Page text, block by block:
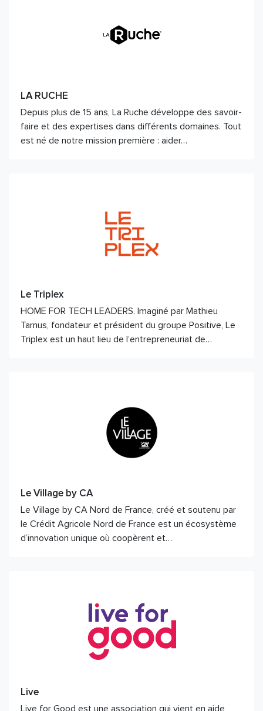
LA RUCHE
Depuis plus de 15 ans, La Ruche développe des savoir-
faire et des expertises dans différents domaines. Tout
est né de notre mission première : aider…
Le Triplex
HOME FOR TECH LEADERS. Imaginé par Mathieu
Tarnus, fondateur et président du groupe Positive, Le
Triplex est un haut lieu de l’entrepreneuriat de…
Le Village by CA
Le Village by CA Nord de France, créé et soutenu par
le Crédit Agricole Nord de France est un écosystème
d’innovation unique où coopèrent et…
Live
Live for Good est une association qui vient en aide,